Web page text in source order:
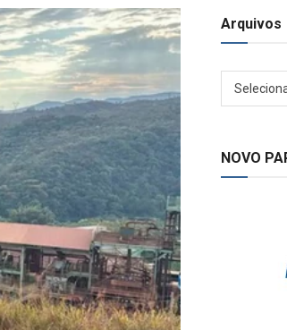
Arquivos
Arquivos
NOVO